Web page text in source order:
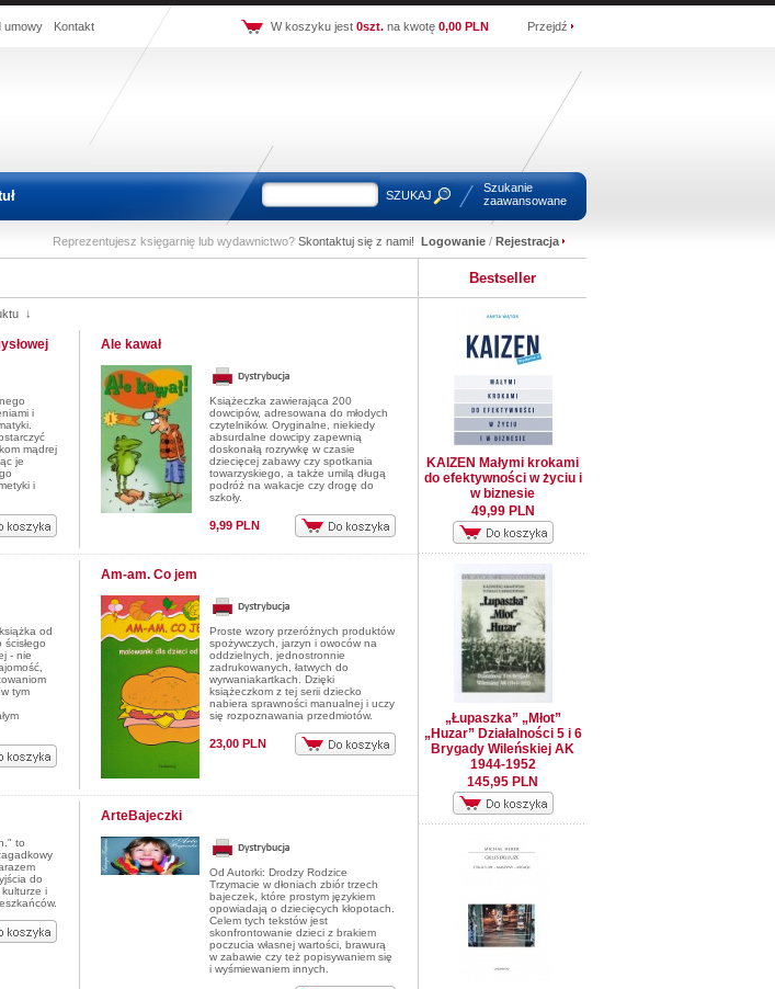
umowy Kontakt Przejdź
W koszyku jest 0szt. na kwotę 0,00 PLN
Szukanie
zaawansowane
SZUKAJ
Reprezentujesz księgarnię lub wydawnictwo? Skontaktuj się z nami! Logowanie / Rejestracja
↓
i
mądrej
je
i
Ale kawał
Książeczka zawierająca 200
dowcipów, adresowana do młodych
czytelników. Oryginalne, niekiedy
absurdalne dowcipy zapewnią
doskonałą rozrywkę w czasie
dziecięcej zabawy czy spotkania
towarzyskiego, a także umilą długą
podróż na wakacje czy drogę do
szkoły.
9,99 PLN
od
- nie
tym
Am-am. Co jem
Proste wzory przeróżnych produktów
spożywczych, jarzyn i owoców na
oddzielnych, jednostronnie
zadrukowanych, łatwych do
wyrwaniakartkach. Dzięki
książeczkom z tej serii dziecko
nabiera sprawności manualnej i uczy
się rozpoznawania przedmiotów.
23,00 PLN
to
do
i
ArteBajeczki
Od Autorki: Drodzy Rodzice
Trzymacie w dłoniach zbiór trzech
bajeczek, które prostym językiem
opowiadają o dziecięcych kłopotach.
Celem tych tekstów jest
skonfrontowanie dzieci z brakiem
poczucia własnej wartości, brawurą
w zabawie czy też popisywaniem się
i wyśmiewaniem innych.
Bestseller
KAIZEN Małymi krokami
do efektywności w życiu i
w biznesie
49,99 PLN
„Łupaszka” „Młot”
„Huzar” Działalności 5 i 6
Brygady Wileńskiej AK
1944-1952
145,95 PLN